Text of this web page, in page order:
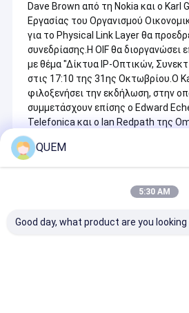
Dave Brown από τη Nokia και ο Karl
Εργασίας του Οργανισμού
για το Physical Link Layer θα
συνεδρίασης.Η OIF θα διοργανώσει
με θέμα "Δίκτυα IP-Οπτικών,
στις 17:10 της 31ης Οκτωβρίου.Ο
φιλοξενήσει την εκδήλωση, στην
συμμετάσχουν επίσης ο Edward
Telefonica και ο Ian Redpath της
Recommended Products
QUEM
5:30 AM
Good day, what product are you looking